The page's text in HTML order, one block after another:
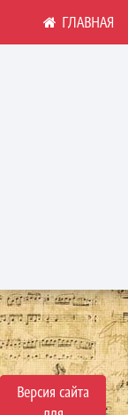
Версия сайта